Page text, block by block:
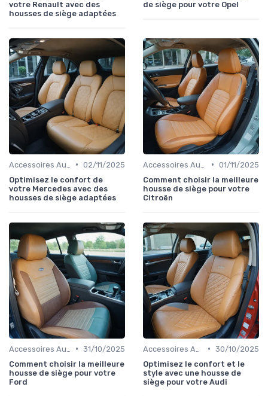
votre Renault avec des
housses de siège adaptées
de siège pour votre Opel
• 02/11/2025
Optimisez le confort de
votre Mercedes avec des
housses de siège adaptées
• 01/11/2025
Comment choisir la meilleure
housse de siège pour votre
Citroën
• 31/10/2025
Comment choisir la meilleure
housse de siège pour votre
Ford
• 30/10/2025
Optimisez le confort et le
style avec une housse de
siège pour votre Audi